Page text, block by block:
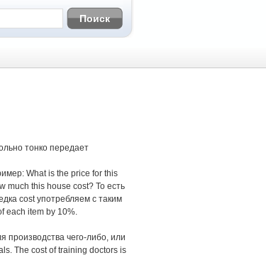
тонко передает
What is the price for this
much this house cost? То есть
cost употребляем с таким
each item by 10%.
производства чего-либо, или
The cost of training doctors is